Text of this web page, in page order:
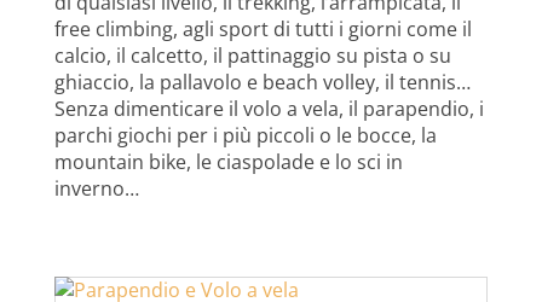
free climbing, agli sport di tutti i giorni come il
calcio, il calcetto, il pattinaggio su pista o su
ghiaccio, la pallavolo e beach volley, il tennis…
Senza dimenticare il volo a vela, il parapendio, i
parchi giochi per i più piccoli o le bocce, la
mountain bike, le ciaspolade e lo sci in
inverno…